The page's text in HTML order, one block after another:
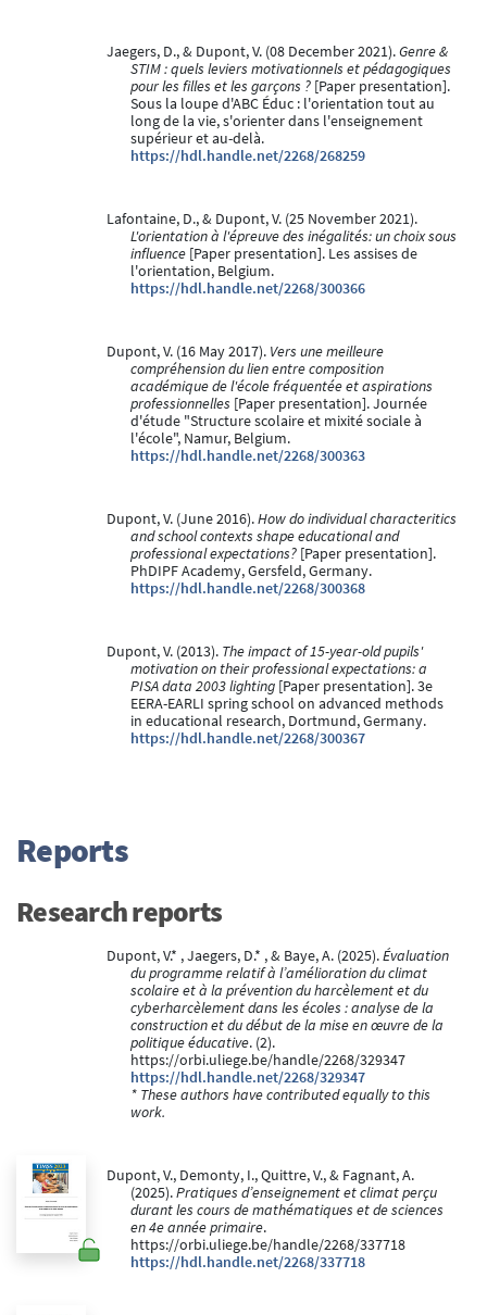
Jaegers, D., & Dupont, V. (08 December 2021).Genre &
STIM : quels leviers motivationnels et pédagogiques
pour les filles et les garçons ? [Paper presentation].
Sous la loupe d'ABC Éduc : l'orientation tout au
long de la vie, s'orienter dans l'enseignement
supérieur et au-delà.
https://hdl.handle.net/2268/268259
Lafontaine, D., & Dupont, V. (25 November 2021).
L'orientation à l'épreuve des inégalités: un choix sous
influence [Paper presentation]. Les assises de
l'orientation, Belgium.
https://hdl.handle.net/2268/300366
Dupont, V. (16 May 2017). Vers une meilleure
compréhension du lien entre composition
académique de l'école fréquentée et aspirations
professionnelles [Paper presentation]. Journée
d'étude "Structure scolaire et mixité sociale à
l'école", Namur, Belgium.
https://hdl.handle.net/2268/300363
Dupont, V. (June 2016).How do individual characteritics
and school contexts shape educational and
professional expectations? [Paper presentation].
PhDIPF Academy, Gersfeld, Germany.
https://hdl.handle.net/2268/300368
Dupont, V. (2013). The impact of 15-year-old pupils'
motivation on their professional expectations: a
PISA data 2003 lighting [Paper presentation]. 3e
EERA-EARLI spring school on advanced methods
in educational research, Dortmund, Germany.
https://hdl.handle.net/2268/300367
Reports
Research reports
Dupont, V.* , Jaegers, D.* , & Baye, A. (2025).Évaluation
du programme relatif à l’amélioration du climat
scolaire et à la prévention du harcèlement et du
cyberharcèlement dans les écoles : analyse de la
construction et du début de la mise en œuvre de la
politique éducative. (2).
https://orbi.uliege.be/handle/2268/329347
https://hdl.handle.net/2268/329347
* These authors have contributed equally to this
work.
Dupont, V., Demonty, I., Quittre, V., & Fagnant, A.
(2025).Pratiques d’enseignement et climat perçu
durant les cours de mathématiques et de sciences
en 4e année primaire.
https://orbi.uliege.be/handle/2268/337718
https://hdl.handle.net/2268/337718